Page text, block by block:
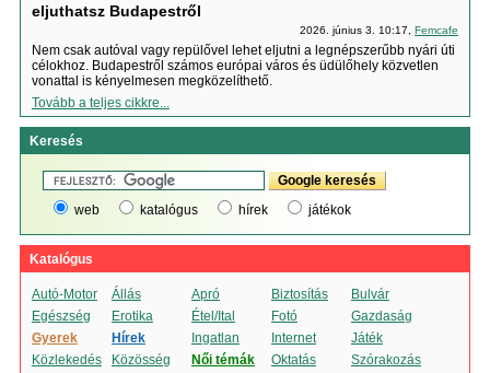
eljuthatsz Budapestről
2026. június 3. 10:17,Femcafe
Nem csak autóval vagy repülővel lehet eljutni a legnépszerűbb nyári úti
célokhoz. Budapestről számos európai város és üdülőhely közvetlen
vonattal is kényelmesen megközelíthető.
Tovább a teljes cikkre...
Keresés
web katalógus hírek játékok
Katalógus
Autó-Motor Állás Apró Biztosítás
Bulvár
Egészség
Erotika Étel/Ital Fotó
Gazdaság
Gyerek
Hírek Ingatlan Internet
Játék
Közlekedés
Közösség Női témák Oktatás
Szórakozás